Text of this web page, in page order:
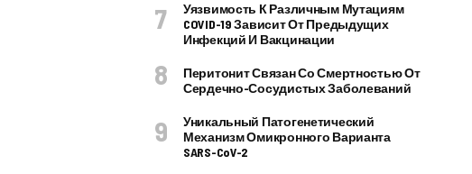
Уязвимость К Различным Мутациям
COVID-19 Зависит От Предыдущих
Инфекций И Вакцинации
Перитонит Связан Со Смертностью От
Сердечно-Сосудистых Заболеваний
Уникальный Патогенетический
Механизм Омикронного Варианта
SARS-CoV-2